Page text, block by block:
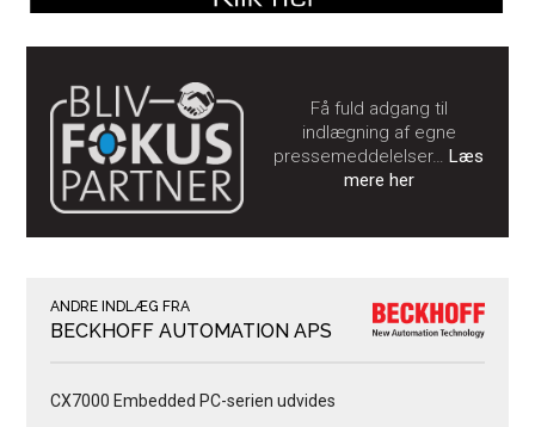
Få fuld adgang til
indlægning af egne
pressemeddelelser…Læs
mere her
ANDRE INDLÆG FRA
BECKHOFF AUTOMATION APS
CX7000 Embedded PC-serien udvides